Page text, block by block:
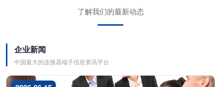
了解我们的最新动态
企业新闻
中国最大的连接器端子信息资讯平台